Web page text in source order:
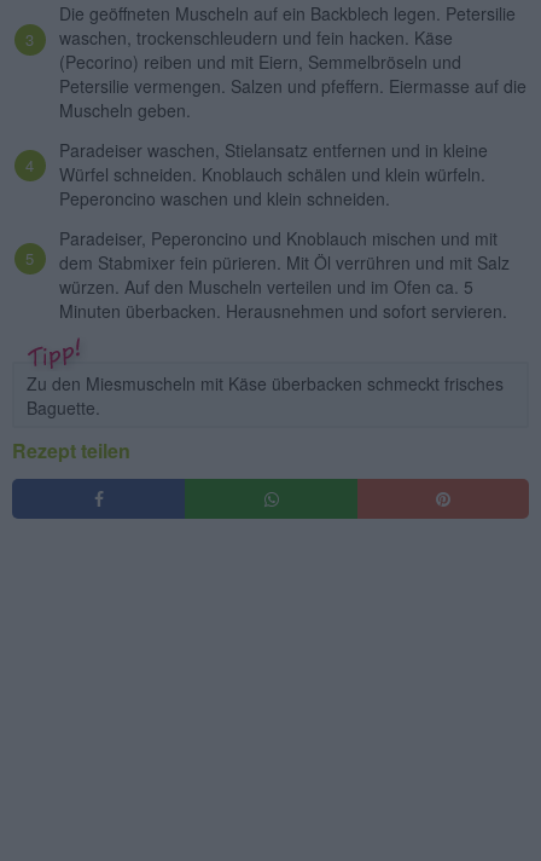
Die geöffneten Muscheln auf ein Backblech legen. Petersilie
waschen, trockenschleudern und fein hacken. Käse
(Pecorino) reiben und mit Eiern, Semmelbröseln und
Petersilie vermengen. Salzen und pfeffern. Eiermasse auf die
Muscheln geben.
Paradeiser waschen, Stielansatz entfernen und in kleine
Würfel schneiden. Knoblauch schälen und klein würfeln.
Peperoncino waschen und klein schneiden.
Paradeiser, Peperoncino und Knoblauch mischen und mit
dem Stabmixer fein pürieren. Mit Öl verrühren und mit Salz
würzen. Auf den Muscheln verteilen und im Ofen ca. 5
Minuten überbacken. Herausnehmen und sofort servieren.
Zu den Miesmuscheln mit Käse überbacken schmeckt frisches
Baguette.
Rezept teilen